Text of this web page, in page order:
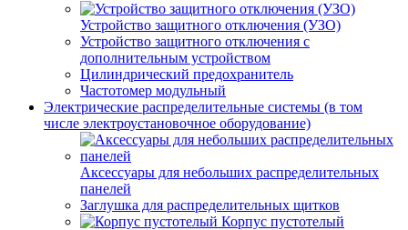
Устройство защитного отключения (УЗО)
Устройство защитного отключения с
дополнительным устройством
Цилиндрический предохранитель
Частотомер модульный
Электрические распределительные системы (в том
числе электроустановочное оборудование)
Аксессуары для небольших распределительных
панелей
Заглушка для распределительных щитков
Корпус пустотелый